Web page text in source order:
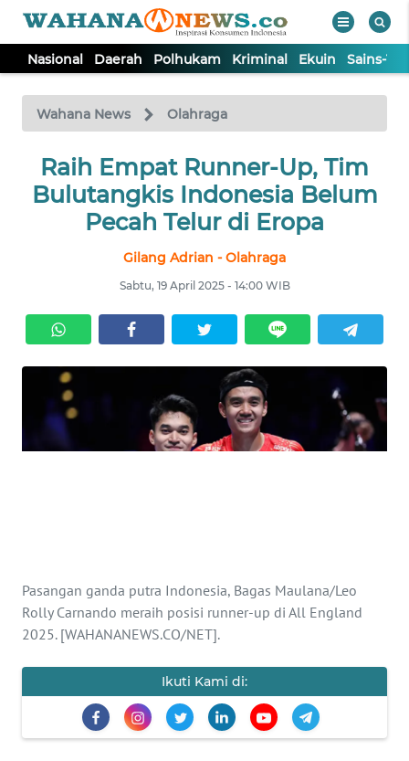
Nasional Daerah Polhukam Kriminal Ekuin Sains-
Wahana News Olahraga
Raih Empat Runner-Up, Tim
Bulutangkis Indonesia Belum
Pecah Telur di Eropa
Gilang Adrian - Olahraga
Sabtu, 19 April 2025 - 14:00 WIB
Pasangan ganda putra Indonesia, Bagas Maulana/Leo
Rolly Carnando meraih posisi runner-up di All England
2025. [WAHANANEWS.CO/NET].
Ikuti Kami di:
TV
Tutup
NASIONAL
KRIMINAL
EKUIN
SAINS-TEKNO
PENDIDIKAN